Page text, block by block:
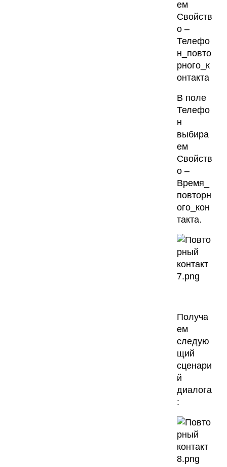
ем
Свойств
о –
Телефо
н_повто
рного_к
онтакта
В поле
Телефо
н
выбира
ем
Свойств
о –
Время_
повторн
ого_кон
такта.
Получа
ем
следую
щий
сценари
й
диалога
: